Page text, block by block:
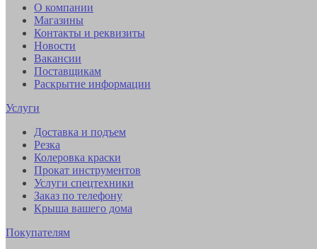
О компании
Магазины
Контакты и реквизиты
Новости
Вакансии
Поставщикам
Раскрытие информации
Услуги
Доставка и подъем
Резка
Колеровка краски
Прокат инструментов
Услуги спецтехники
Заказ по телефону
Крыша вашего дома
Покупателям